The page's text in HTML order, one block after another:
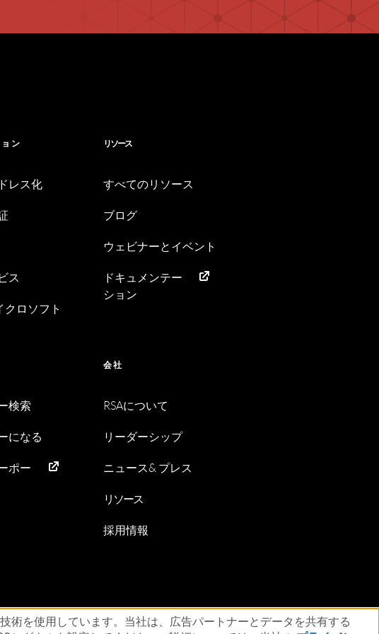
ン
レス化
ス
クロソフト
リソース
すべてのリソース
ブログ
ウェビナーとイベント
ドキュメンテー
ション
検索
になる
ポー
会社
RSAについて
リーダーシップ
ニュース& プレス
リソース
採用情報
に関する声明
術を使用しています。当社は、広告パートナーとデータを共有する